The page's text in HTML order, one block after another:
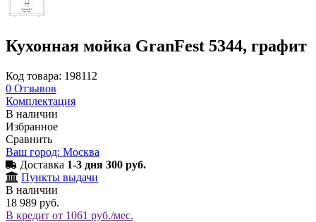
Кухонная мойка GranFest 5344, графит
Код товара: 198112
0 Отзывов
Комплектация
В наличии
Избранное
Сравнить
Ваш город: Москва
Доставка 1-3 дня 300 руб.
Пункты выдачи
В наличии
18 989 руб.
В кредит от 1061 руб./мес.